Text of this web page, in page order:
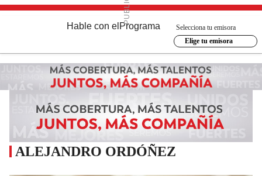
Hable con el Programa
Selecciona tu emisora
Elige tu emisora
ALEJANDRO ORDÓÑEZ